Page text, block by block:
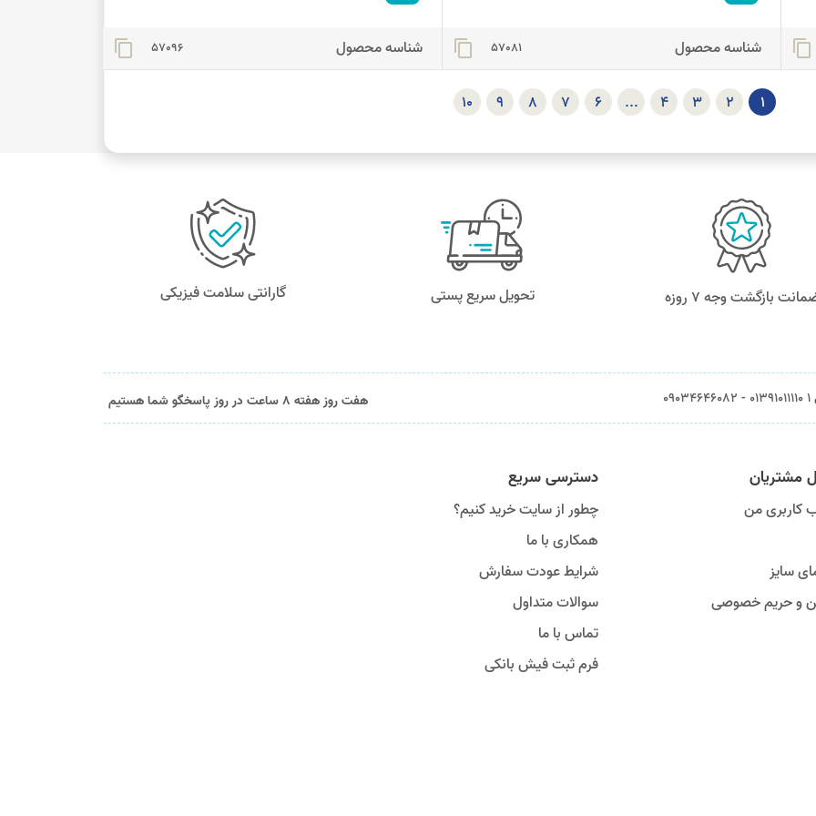
content_copy شناسه محصول 57081
content_copy شناسه محصول 57096
content_copy
1
2
3
4
...
6
7
8
9
10
بازگشت وجه ۷ روزه تحویل سریع پستی گارانتی سلامت فیزیکی
هفت روز هفته 8 ساعت در روز پاسخگو شما هستیم
مشتریان
کاربری من
سایز
و حریم خصوصی
دسترسی سریع
چطور از سایت خرید کنیم؟
همکاری با ما
شرایط عودت سفارش
سوالات متداول
تماس با ما
فرم ثبت فیش بانکی